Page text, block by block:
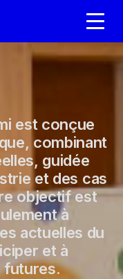
est conçue
combinant
guidée
et des cas
objectif est
à
actuelles du
et à
futures.